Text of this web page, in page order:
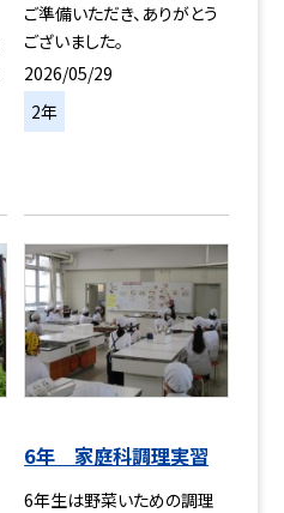
ご準備いただき、ありがとう
ございました。
2026/05/29
2年
6年 家庭科調理実習
6年生は野菜いための調理